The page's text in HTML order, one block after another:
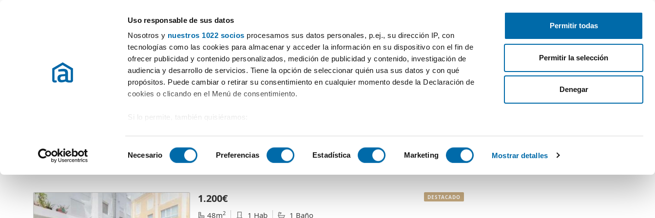
Uso responsable de sus datos
Nosotros y nuestros 1022 socios procesamos sus datos personales, p.ej., su dirección IP, con
tecnologías como las cookies para almacenar y acceder la información en su dispositivo con el fin de
ofrecer publicidad y contenido personalizados, medición de publicidad y contenido, investigación de
audiencia y desarrollo de servicios. Tiene la opción de seleccionar quién usa sus datos y con qué
propósitos. Puede cambiar o retirar su consentimiento en cualquier momento desde la Declaración de
cookies o clicando en el Menú de consentimiento.
Si lo permite, también quisiéramos:
Identificar su dispositivo analizándolo activamente para buscar características específicas (huellas
preferencias en la
. Puede cambiar o retirar su consentimiento en cualquier momento
en la Declaración de cookies.
e
c
Necesario Preferencias Estadística Marketing Mostrar detalles
Permitir todas
Permitir la selección
Denegar
Publica gratis Inicia sesión
Habitaciones Más filtros
Procon Spain
Pisos en alquiler por Procon Spain (10 viviendas) Ordenación Enalquiler
1.200€
48m2 1 Hab 1 Baño
DESTACADO
¿Te mudas?¡Te ayudamos!
Calcula tu hipoteca: